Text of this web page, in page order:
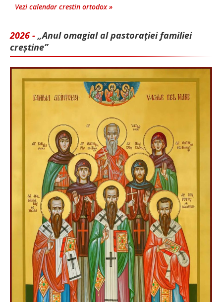
Vezi calendar crestin ortodox »
2026 - „Anul omagial al pastorației familiei
creștine”